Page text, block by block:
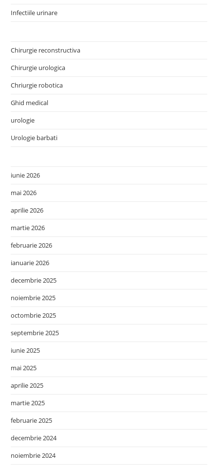
Infectiile urinare
Chirurgie reconstructiva
Chirurgie urologica
Chriurgie robotica
Ghid medical
urologie
Urologie barbati
iunie 2026
mai 2026
aprilie 2026
martie 2026
februarie 2026
ianuarie 2026
decembrie 2025
noiembrie 2025
octombrie 2025
septembrie 2025
iunie 2025
mai 2025
aprilie 2025
martie 2025
februarie 2025
decembrie 2024
noiembrie 2024